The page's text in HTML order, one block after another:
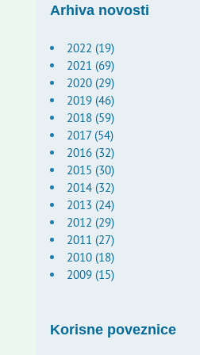
Arhiva novosti
2022 (19)
2021 (69)
2020 (29)
2019 (46)
2018 (59)
2017 (54)
2016 (32)
2015 (30)
2014 (32)
2013 (24)
2012 (29)
2011 (27)
2010 (18)
2009 (15)
Korisne poveznice